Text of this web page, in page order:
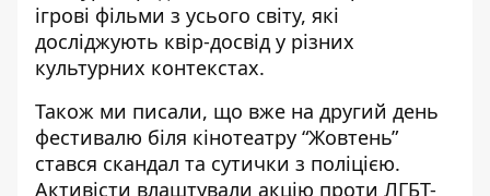
ігрові фільми з усього світу, які
досліджують квір-досвід у різних
культурних контекстах.
Також ми писали, що вже на другий день
фестивалю біля кінотеатру “Жовтень”
стався скандал та сутички з поліцією.
Активісти влаштували акцію проти ЛГБТ-